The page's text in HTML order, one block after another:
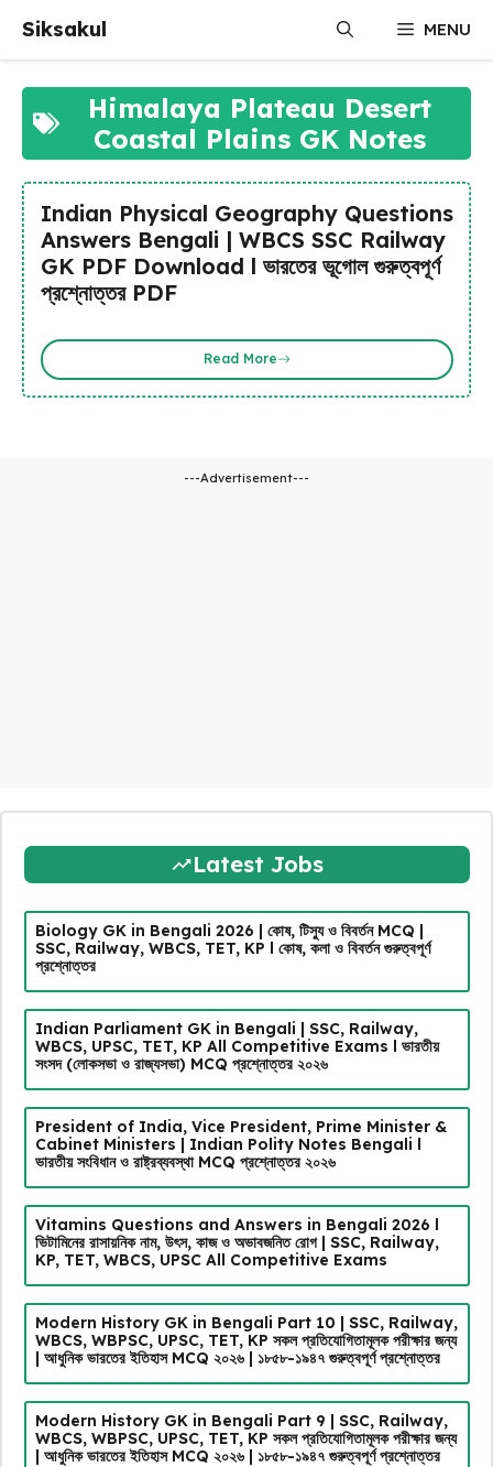
content
Siksakul MENU
Himalaya Plateau Desert
Coastal Plains GK Notes
Indian Physical Geography Questions
Answers Bengali | WBCS SSC Railway
GK PDF Download l ভারতের ভূগোল গুরুত্বপূর্ণ
প্রশ্নোত্তর PDF
Read More
---Advertisement---
Latest Jobs
Biology GK in Bengali 2026 | কোষ, টিস্যু ও বিবর্তন MCQ |
SSC, Railway, WBCS, TET, KP l কোষ, কলা ও বিবর্তন গুরুত্বপূর্ণ
প্রশ্নোত্তর
Indian Parliament GK in Bengali | SSC, Railway,
WBCS, UPSC, TET, KP All Competitive Exams l ভারতীয়
সংসদ (লোকসভা ও রাজ্যসভা) MCQ প্রশ্নোত্তর ২০২৬
President of India, Vice President, Prime Minister &
Cabinet Ministers | Indian Polity Notes Bengali l
ভারতীয় সংবিধান ও রাষ্ট্রব্যবস্থা MCQ প্রশ্নোত্তর ২০২৬
Vitamins Questions and Answers in Bengali 2026 l
ভিটামিনের রাসায়নিক নাম, উৎস, কাজ ও অভাবজনিত রোগ | SSC, Railway,
KP, TET, WBCS, UPSC All Competitive Exams
Modern History GK in Bengali Part 10 | SSC, Railway,
WBCS, WBPSC, UPSC, TET, KP সকল প্রতিযোগিতামূলক পরীক্ষার জন্য
| আধুনিক ভারতের ইতিহাস MCQ ২০২৬ | ১৮৫৮-১৯৪৭ গুরুত্বপূর্ণ প্রশ্নোত্তর
Modern History GK in Bengali Part 9 | SSC, Railway,
WBCS, WBPSC, UPSC, TET, KP সকল প্রতিযোগিতামূলক পরীক্ষার জন্য
| আধুনিক ভারতের ইতিহাস MCQ ২০২৬ | ১৮৫৮-১৯৪৭ গুরুত্বপূর্ণ প্রশ্নোত্তর